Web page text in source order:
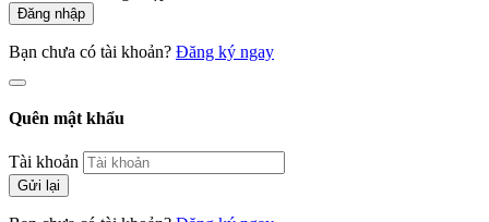
Đăng nhập
Bạn chưa có tài khoản? Đăng ký ngay
Quên mật khẩu
Tài khoản
Gửi lại